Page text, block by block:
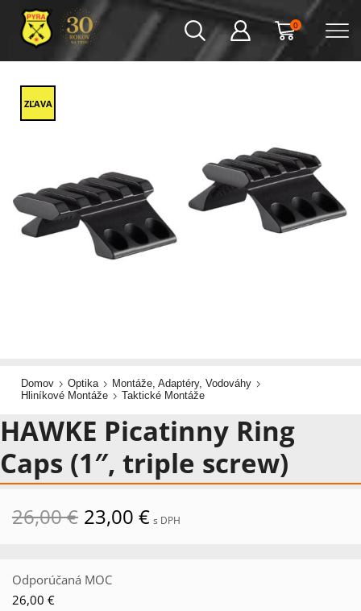
0
ZĽAVA
Domov Optika
Montáže, Adaptéry, Vodováhy
Hliníkové Montáže
Taktické Montáže
HAWKE Picatinny Ring
Caps (1″, triple screw)
26,00€ Pôvodná
cena
23,00 €Aktuálna
s DPH
Odporúčaná MOC
26,00 €